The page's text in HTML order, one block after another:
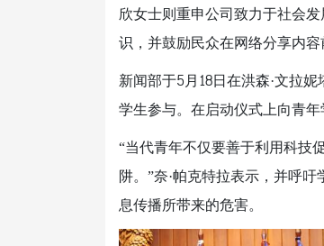
欣女士则重申公司致力于社会
识，并鼓励民众在网络分享内容
新闻部于5月18日在洪森·文拉
学生参与。在启动仪式上向青
“当代青年不仅要善于利用科技
阱。”奈·帕克特拉表示，并呼
息传播所带来的危害。